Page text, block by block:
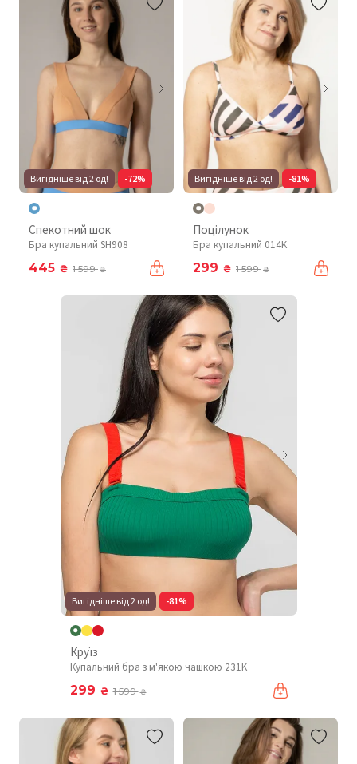
Вигідніше від 2 од! -72%
Спекотний шок
Бра купальний SH908
445 ₴ 1 599₴
Вигідніше від 2 од! -81%
Поцілунок
Бра купальний 014K
299 ₴ 1 599₴
Вигідніше від 2 од! -81%
Круїз
Купальний бра з м'якою чашкою 231K
299 ₴ 1 599₴